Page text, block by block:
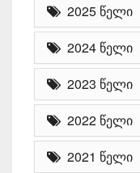
2025 წელი
2024 წელი
2023 წელი
2022 წელი
2021 წელი